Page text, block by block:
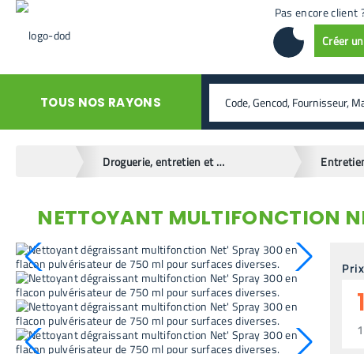
Pas encore client
Créer
TOUS NOS RAYONS rechercher
Droguerie, entretien et hygiène
retour en arrière
NETTOYANT MULTIFONCTION